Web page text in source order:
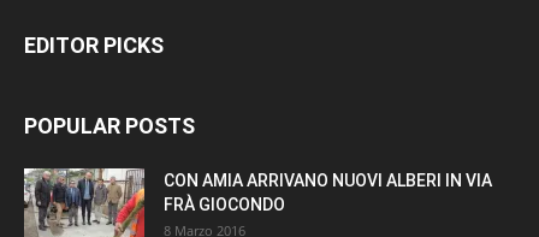
EDITOR PICKS
POPULAR POSTS
CON AMIA ARRIVANO NUOVI ALBERI IN VIA
FRÀ GIOCONDO
8 Marzo 2016